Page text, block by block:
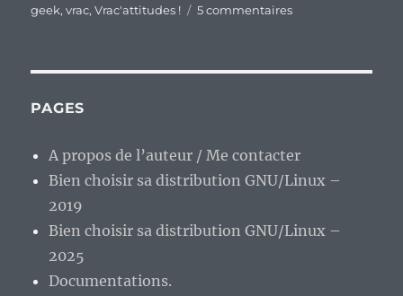
geek,vrac,Vrac'attitudes ! 5 commentairessur
PAGES
A propos de l’auteur / Me contacter
Bien choisir sa distribution GNU/Linux –
2019
Bien choisir sa distribution GNU/Linux –
2025
Documentations.